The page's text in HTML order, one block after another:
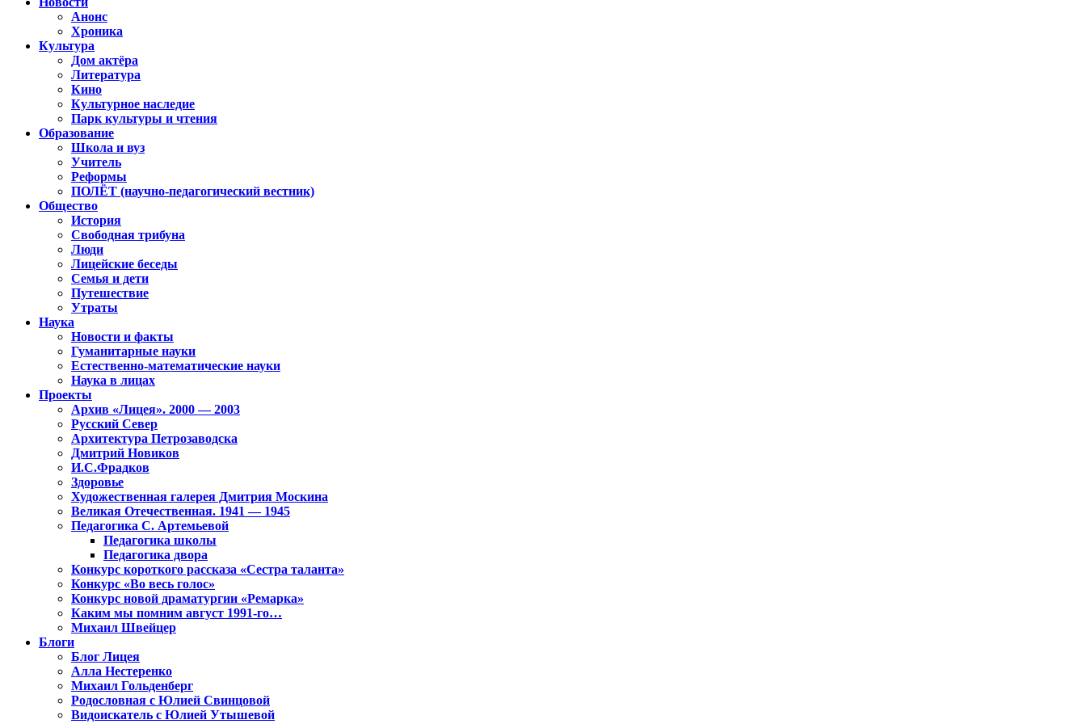
Анонс
Хроника
Культура
Дом актёра
Литература
Кино
Культурное наследие
Парк культуры и чтения
Образование
Школа и вуз
Учитель
Реформы
ПОЛЁТ (научно-педагогический вестник)
Общество
История
Свободная трибуна
Люди
Лицейские беседы
Семья и дети
Путешествие
Утраты
Наука
Новости и факты
Гуманитарные науки
Естественно-математические науки
Наука в лицах
Проекты
Архив «Лицея». 2000 — 2003
Русский Север
Архитектура Петрозаводска
Дмитрий Новиков
И.С.Фрадков
Здоровье
Художественная галерея Дмитрия Москина
Великая Отечественная. 1941 — 1945
Педагогика С. Артемьевой
Педагогика школы
Педагогика двора
Конкурс короткого рассказа «Сестра таланта»
Конкурс «Во весь голос»
Конкурс новой драматургии «Ремарка»
Каким мы помним август 1991-го…
Михаил Швейцер
Блоги
Блог Лицея
Алла Нестеренко
Михаил Гольденберг
Родословная с Юлией Свинцовой
Видоискатель с Юлией Утышевой